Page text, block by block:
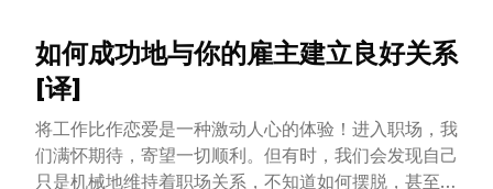
素和条件提供了新视角。我们的发现提供了基于数据和
AI 增强的洞察，可以重新定义我们解决冲突和维持和
平的策略。其影响超越了历史分析，提供了一个利用
AI 理解人类历史并可能预防未来国际冲突的蓝图。
如何成功地与你的雇主建立良好关系
[译]
将工作比作恋爱是一种激动人心的体验！进入职场，我
们满怀期待，寄望一切顺利。但有时，我们会发现自己
只是机械地维持着职场关系，不知道如何摆脱，甚至不
View Article